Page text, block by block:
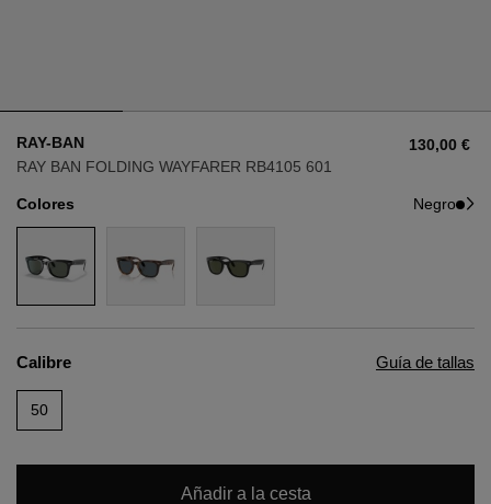
AVIADOR
OJO DE GATO
RECTANGULAR/CUADRADA
REDONDA/OVALADA
AVIADOR
OJO DE GATO
RECTANGULAR/CUADRADA
REDONDA/OVALADA
RAY-BAN
RAY BAN FOLDING WAYFARER RB4105 601
130,00 €
Colores Negro
Calibre Guía de tallas
50
Añadir a la cesta